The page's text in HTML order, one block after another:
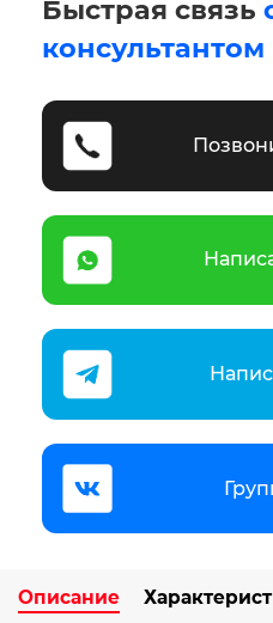
Быстрая связь
консультантом
Описание